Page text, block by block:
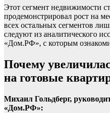
Этот сегмент недвижимости
продемонстрировал рост на
всех остальных сегментов
следуют из аналитического
«Дом.РФ», с которым
Почему
на готовые
Михаил Гольдберг,
«Дом.РФ»: